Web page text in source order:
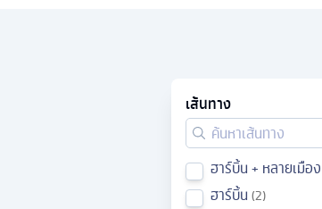
เส้นทาง
ฮาร์บิ้น + หลายเมือง
ฮาร์บิ้น 2